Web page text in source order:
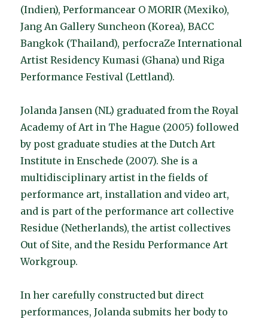
(Indien), Performancear O MORIR (Mexiko),
Jang An Gallery Suncheon (Korea), BACC
Bangkok (Thailand), perfocraZe International
Artist Residency Kumasi (Ghana) und Riga
Performance Festival (Lettland).
Jolanda Jansen (NL) graduated from the Royal
Academy of Art in The Hague (2005) followed
by post graduate studies at the Dutch Art
Institute in Enschede (2007). She is a
multidisciplinary artist in the fields of
performance art, installation and video art,
and is part of the performance art collective
Residue (Netherlands), the artist collectives
Out of Site, and the Residu Performance Art
Workgroup.
In her carefully constructed but direct
performances, Jolanda submits her body to